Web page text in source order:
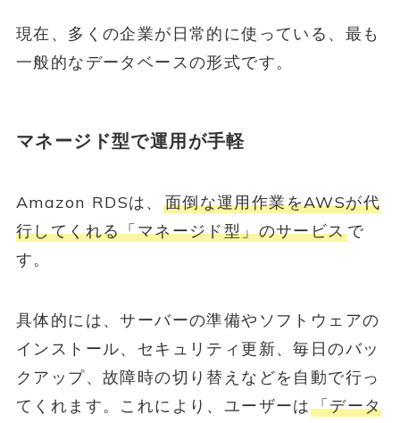
現在、多くの企業が日常的に使っている、最も
一般的なデータベースの形式です。
マネージド型で運用が手軽
Amazon RDSは、 面倒な運用作業をAWSが代
行してくれる「マネージド型」のサービスで
す。
具体的には、サーバーの準備やソフトウェアの
インストール、セキュリティ更新、毎日のバッ
クアップ、故障時の切り替えなどを自動で行っ
てくれます。これにより、ユーザーは 「データ